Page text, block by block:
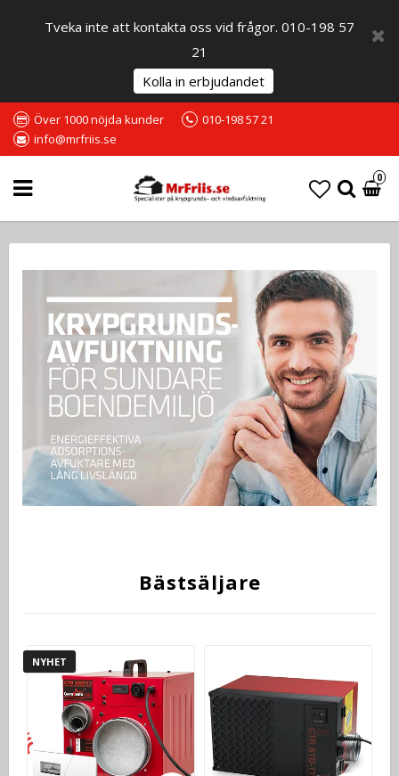
Tveka inte att kontakta oss vid frågor. 010-198 57
21
Kolla in erbjudandet
Över 1000 nöjda kunder
010-198 57 21
info@mrfriis.se
0
Bästsäljare
NYHET